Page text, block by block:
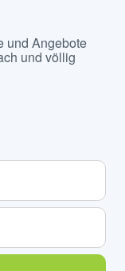
und Angebote
und völlig